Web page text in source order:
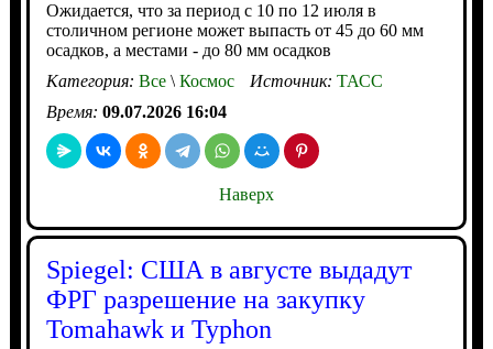
Ожидается, что за период с 10 по 12 июля в
столичном регионе может выпасть от 45 до 60 мм
осадков, а местами - до 80 мм осадков
Категория: Все\Космос Источник: ТАСС
Время: 09.07.2026 16:04
Наверх
Spiegel: США в августе выдадут
ФРГ разрешение на закупку
Tomahawk и Typhon